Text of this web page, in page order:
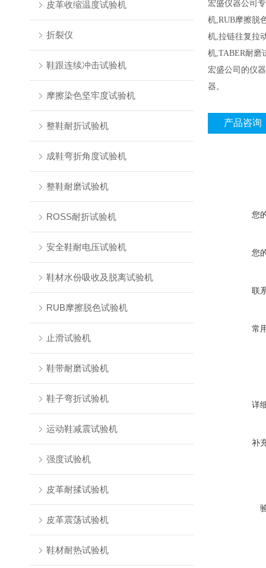
皮革收缩温度试验机
折裂仪
鞋跟连续冲击试验机
摩擦染色坚牢度试验机
整鞋耐折试验机
成鞋弯折角度试验机
整鞋耐磨试验机
ROSS耐折试验机
安全鞋耐电压试验机
鞋材水份吸收及脱离试验机
RUB摩擦脱色试验机
止滑试验机
鞋带耐磨试验机
鞋子弯折试验机
运动鞋减震试验机
强度试验机
皮革耐揉试验机
皮革震荡试验机
鞋材耐热试验机
宏盛仪器公司
机,RUB摩擦脱
机,拉链往复拉
机,TABER耐磨
宏盛公司的仪
器。
产品咨询
您
您
联
常
详
补